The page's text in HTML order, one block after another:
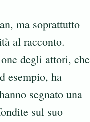
ma soprattutto
al racconto.
degli attori, che
esempio, ha
segnato una
sul suo